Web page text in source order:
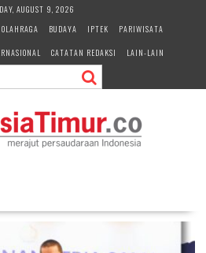
AUGUST 9, 2026
OLAHRAGA BUDAYA IPTEK
PARIWISATA
CATATAN REDAKSI LAIN-LAIN